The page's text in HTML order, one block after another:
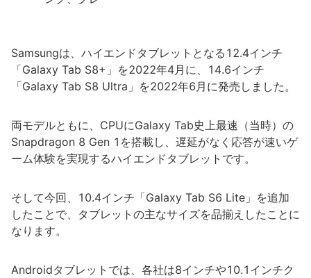
Samsungは、ハイエンドタブレットとなる12.4インチ
「Galaxy Tab S8+」を2022年4月に、14.6インチ
「Galaxy Tab S8 Ultra」を2022年6月に発売しました。
両モデルともに、CPUにGalaxy Tab史上最速（当時）の
Snapdragon 8 Gen 1を搭載し、遅延がなく応答が速いゲ
ーム体験を実現するハイエンドタブレットです。
そして今回、10.4インチ「Galaxy Tab S6 Lite」を追加
したことで、タブレットの主なサイズを品揃えしたことに
なります。
Androidタブレットでは、各社は8インチや10.1インチク